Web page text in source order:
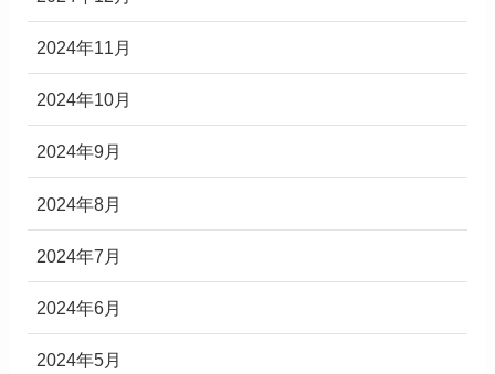
2024年11月
2024年10月
2024年9月
2024年8月
2024年7月
2024年6月
2024年5月